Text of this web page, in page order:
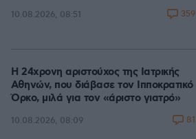
10.08.2026, 08:51 359
Η 24χρονη αριστούχος της Ιατρικής
Αθηνών, που διάβασε τον Ιπποκρατικό
Όρκο, μιλά για τον «άριστο γιατρό»
10.08.2026, 08:09 81